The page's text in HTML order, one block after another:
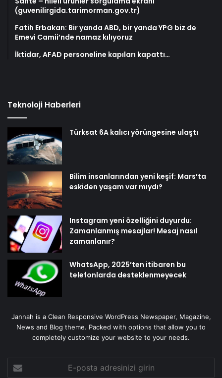
(guvenilirgida.tarimorman.gov.tr)
Fatih Erbakan: Bir yanda ABD, bir yanda YPG biz de
Emevi Camii’nde namaz kılıyoruz
İktidar, AFAD personeline kapıları kapattı…
Teknoloji Haberleri
Türksat 6A kalıcı yörüngesine ulaştı
Bilim insanlarından yeni keşif: Mars’ta
eskiden yaşam var mıydı?
Instagram yeni özelliğini duyurdu:
Zamanlanmış mesajlar! Mesaj nasıl
zamanlanır?
WhatsApp, 2025’ten itibaren bu
telefonlarda desteklenmeyecek
Jannah is a Clean Responsive WordPress Newspaper, Magazine,
News and Blog theme. Packed with options that allow you to
completely customize your website to your needs.
posta